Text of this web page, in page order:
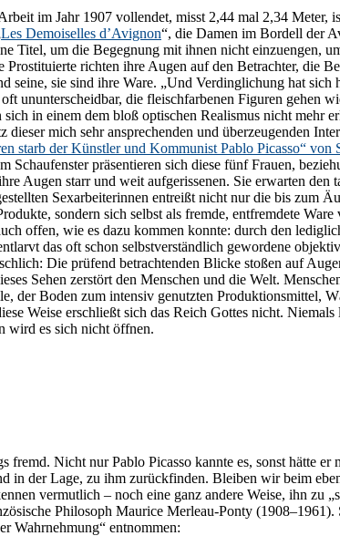
im Jahr 1907 vollendet, misst 2,44 mal 2,34 Meter,
Les Demoiselles d’Avignon“, die Damen im Bordell der
Titel, um die Begegnung mit ihnen nicht einzuengen,
richten ihre Augen auf den Betrachter, die
seine, sie sind ihre Ware. „Und Verdinglichung hat sich
ununterscheidbar, die fleischfarbenen Figuren gehen
in einem dem bloß optischen Realismus nicht mehr
mich sehr ansprechenden und überzeugenden
starb der Künstler und Kommunist Pablo Picasso“ von
Schaufenster präsentieren sich diese fünf Frauen,
Augen starr und weit aufgerissenen. Sie erwarten den
Sexarbeiterinnen entreißt nicht nur die bis zum
sondern sich selbst als fremde, entfremdete Ware
offen, wie es dazu kommen konnte: durch den
das oft schon selbstverständlich gewordene
Die prüfend betrachtenden Blicke stoßen auf
Sehen zerstört den Menschen und die Welt.
der Boden zum intensiv genutzten Produktionsmittel,
Weise erschließt sich das Reich Gottes nicht. Niemals
wird es sich nicht öffnen.
Nicht nur Pablo Picasso kannte es, sonst hätte er
in der Lage, zu ihm zurückfinden. Bleiben wir beim
vermutlich – noch eine ganz andere Weise, ihn zu
Philosoph Maurice Merleau-Ponty (1908–1961).
Wahrnehmung“ entnommen: